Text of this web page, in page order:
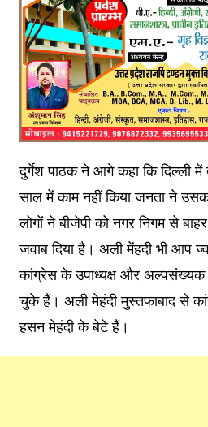
दुर्गेश पाठक ने आगे कहा कि दिल्ली
साल में काम नहीं किया जनता ने
लोगों ने बीजेपी को नगर निगम से
जवाब दिया है। अली मेंहदी भी आप
कांग्रेस के उपाध्यक्ष और अल्पसंख्यक
चुके हैं। अली मेहंदी मुस्तफाबाद से
हसन मेहंदी के बेटे हैं।